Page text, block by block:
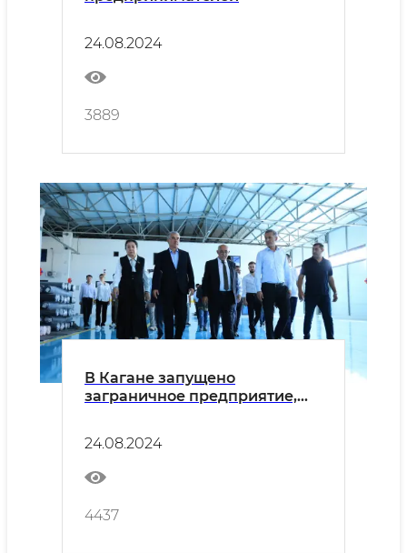
24.08.2024
3889
В Кагане запущено
заграничное предприятие,
долларов в год
24.08.2024
4437